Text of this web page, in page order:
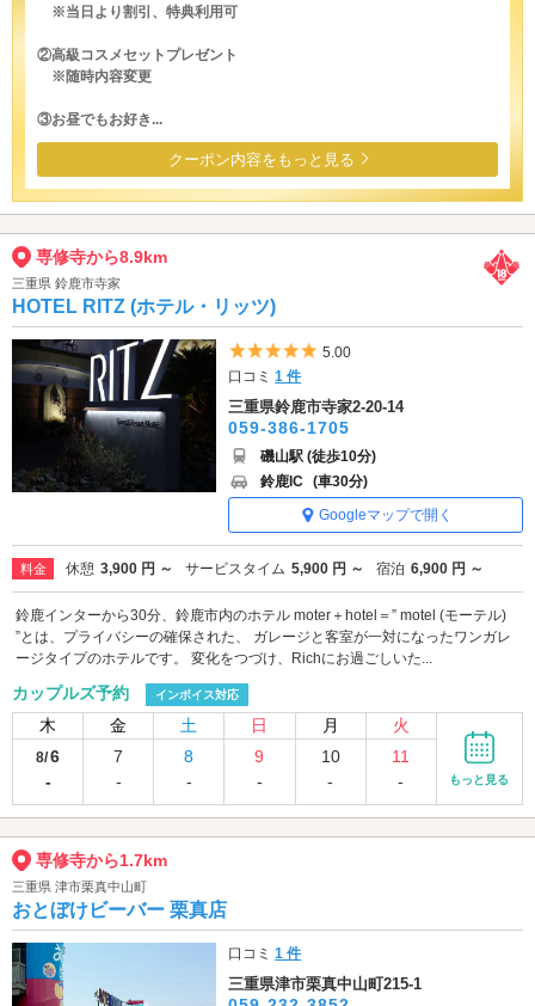
※当日より割引、特典利用可
②高級コスメセットプレゼント
※随時内容変更
③お昼でもお好き...
クーポン内容をもっと見る
専修寺から8.9km
三重県 鈴鹿市寺家
HOTEL RITZ (ホテル・リッツ)
5つ星のうち5
5.00
口コミ1 件
三重県鈴鹿市寺家2-20-14
059-386-1705
磯山駅 (徒歩10分)
鈴鹿IC (車30分)
Googleマップで開く
料金 休憩 3,900 円 ～ サービスタイム 5,900 円 ～ 宿泊 6,900 円 ～
鈴鹿インターから30分、鈴鹿市内のホテル moter＋hotel＝” motel (モーテル)
”とは、プライバシーの確保された、 ガレージと客室が一対になったワンガレ
ージタイプのホテルです。 変化をつづけ、Richにお過ごしいた...
カップルズ予約 インボイス対応
木 金 土 日 月 火
8/6
-
7
-
8
-
9
-
10
-
11
-
もっと見る
専修寺から1.7km
三重県 津市栗真中山町
おとぼけビーバー 栗真店
口コミ1 件
三重県津市栗真中山町215-1